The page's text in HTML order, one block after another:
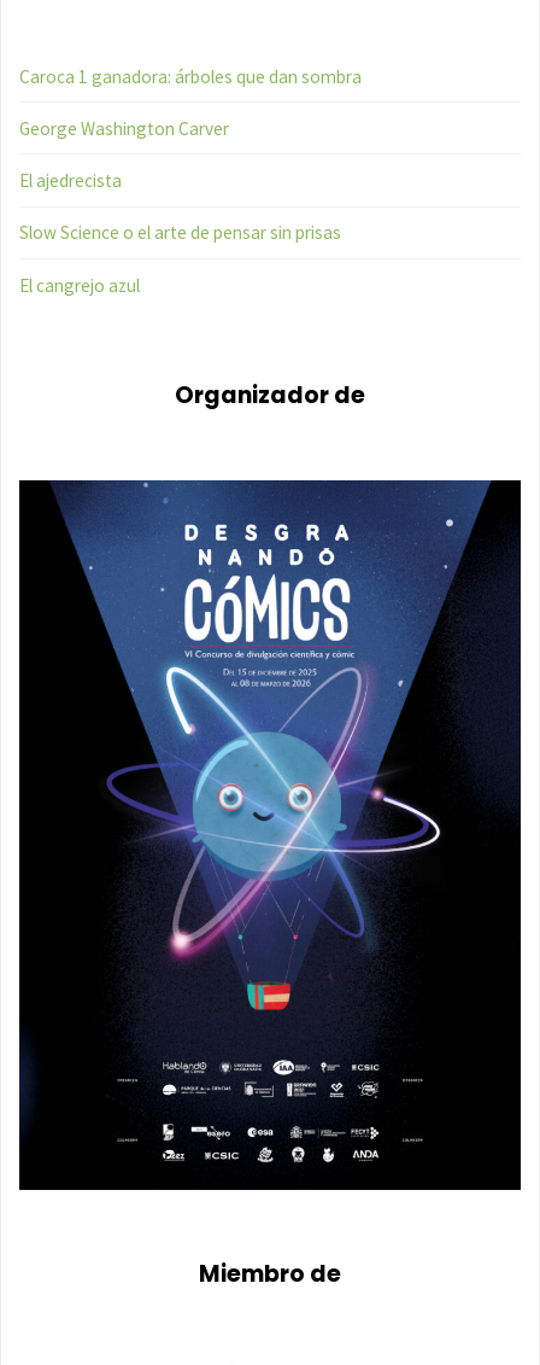
Caroca 1 ganadora: árboles que dan sombra
George Washington Carver
El ajedrecista
Slow Science o el arte de pensar sin prisas
El cangrejo azul
Organizador de
Miembro de